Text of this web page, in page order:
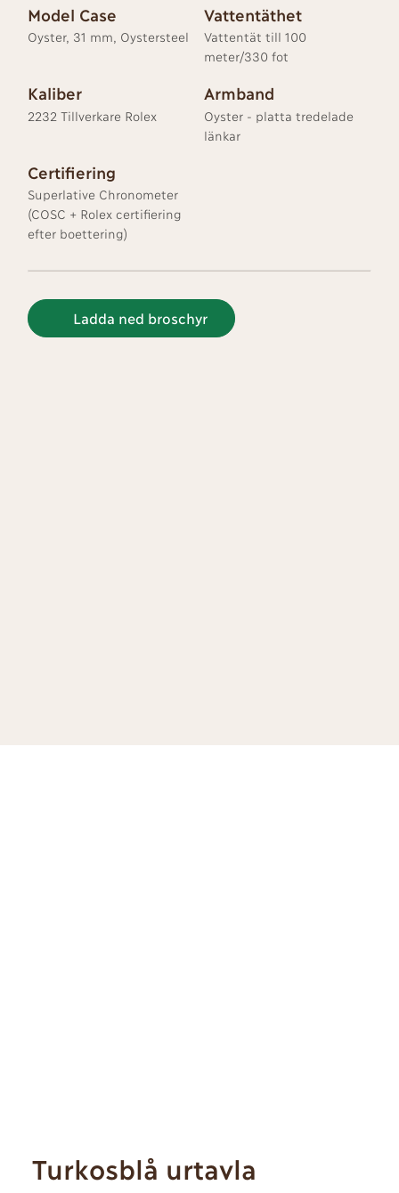
Model Case
Oyster, 31 mm, Oystersteel
Vattentäthet
Vattentät till 100
meter/330 fot
Kaliber
2232 Tillverkare Rolex
Armband
Oyster - platta tredelade
länkar
Certifiering
Superlative Chronometer
(COSC + Rolex certifiering
efter boettering)
Ladda ned broschyr
Turkosblå urtavla